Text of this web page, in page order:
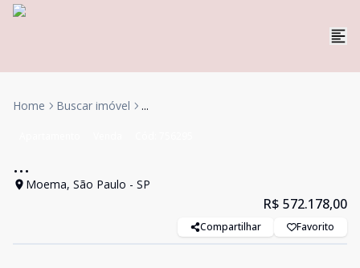
Home Buscar imóvel ...
...
Moema, São Paulo - SP
R$ 572.178,00
Compartilhar Favorito